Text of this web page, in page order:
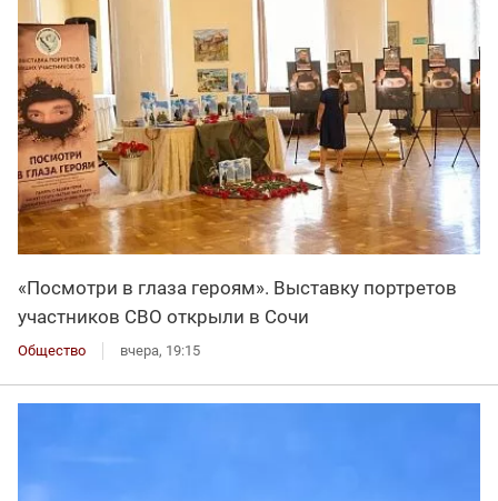
«Посмотри в глаза героям». Выставку портретов
участников СВО открыли в Сочи
Общество вчера, 19:15